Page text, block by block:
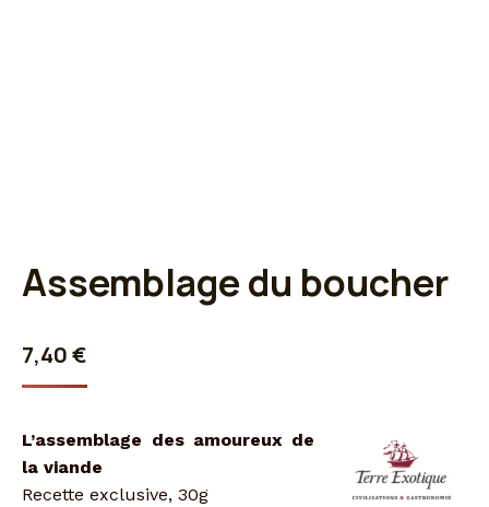
Assemblage du boucher
7,40€
L’assemblage des amoureux de
la viande
Recette exclusive, 30g